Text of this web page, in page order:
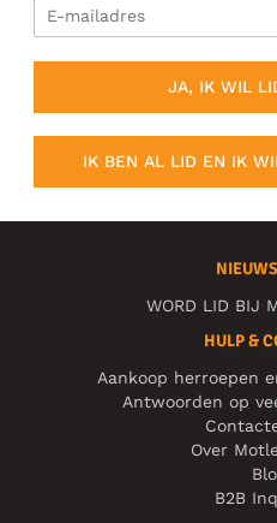
JA, IK WIL
IK BEN AL LID EN IK
WORD LID BIJ
HULP &
Aankoop herroepen
Antwoorden op
Over
B2B